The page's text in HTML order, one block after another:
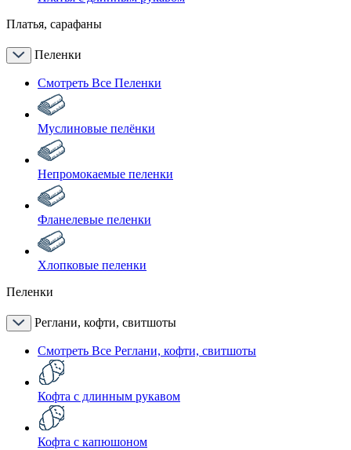
Платья, сарафаны
Пеленки
Смотреть Все Пеленки
Муслиновые пелёнки
Непромокаемые пеленки
Фланелевые пеленки
Хлопковые пеленки
Пеленки
Реглани, кофти, свитшоты
Смотреть Все Реглани, кофти, свитшоты
Кофта с длинным рукавом
Кофта с капюшоном